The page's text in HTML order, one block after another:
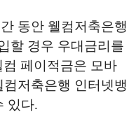
동안 웰컴저축은행
할 경우 우대금리를
페이적금은 모바
저축은행 인터넷뱅
있다.